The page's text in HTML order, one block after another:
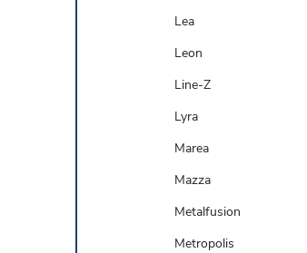
Lea
Leon
Line-Z
Lyra
Marea
Mazza
Metalfusion
Metropolis